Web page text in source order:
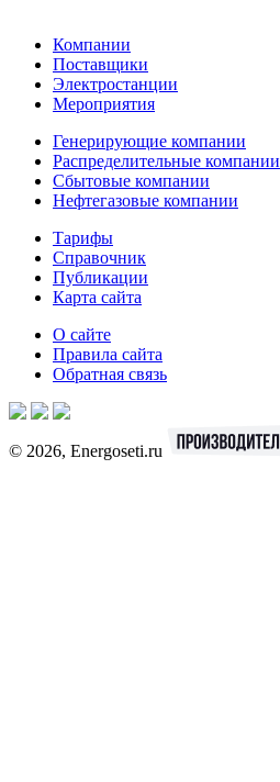
Компании
Поставщики
Электростанции
Мероприятия
Генерирующие компании
Распределительные компании
Сбытовые компании
Нефтегазовые компании
Тарифы
Справочник
Публикации
Карта сайта
О сайте
Правила сайта
Обратная связь
© 2026, Energoseti.ru